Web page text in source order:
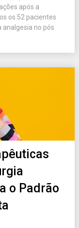
após a
os 52 pacientes
no pós
o Padrão